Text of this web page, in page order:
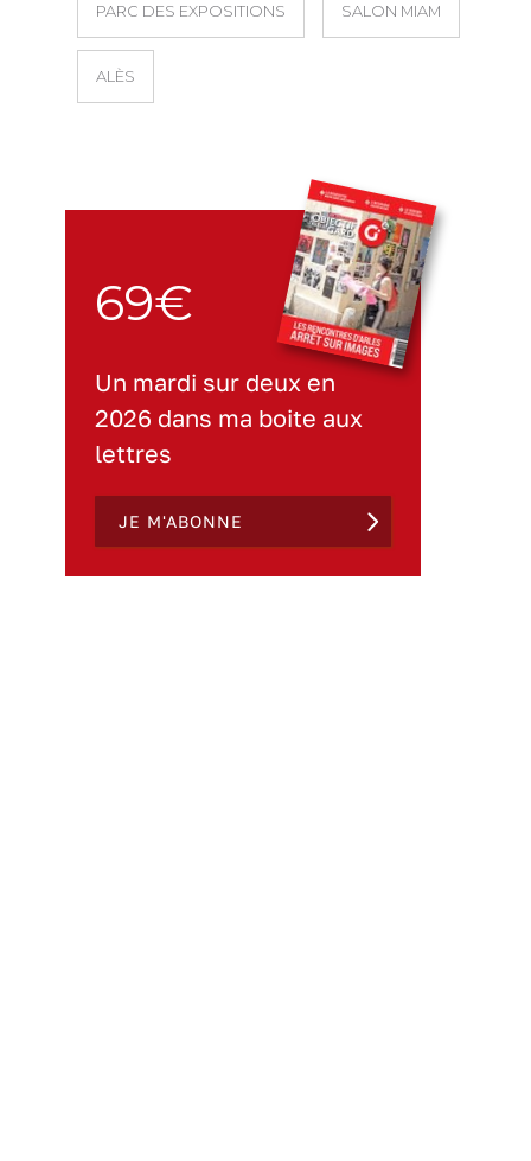
PARC DES EXPOSITIONS SALON MIAM
ALÈS
69€
Un mardi sur deux en
2026 dans ma boite aux
lettres
JE M'ABONNE